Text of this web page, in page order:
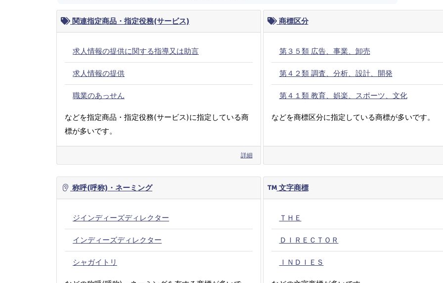
関連指定商品・指定役務(サービス)
求人情報の提供に関する指導又は助言
求人情報の提供
職業のあっせん
などを指定商品・指定役務(サービス)に指定している商
標が多いです。
詳細
商標区分
第３５類 広告、事業、卸売
第４２類 調査、分析、設計、開発
第４１類 教育、娯楽、スポーツ、文化
などを商標区分に指定している商標が多いです。
称呼(呼称)・ネーミング
ジインディーズディレクター
インディーズディレクター
シャガイトリ
文字商標
ＴＨＥ
ＤＩＲＥＣＴＯＲ
ＩＮＤＩＥＳ